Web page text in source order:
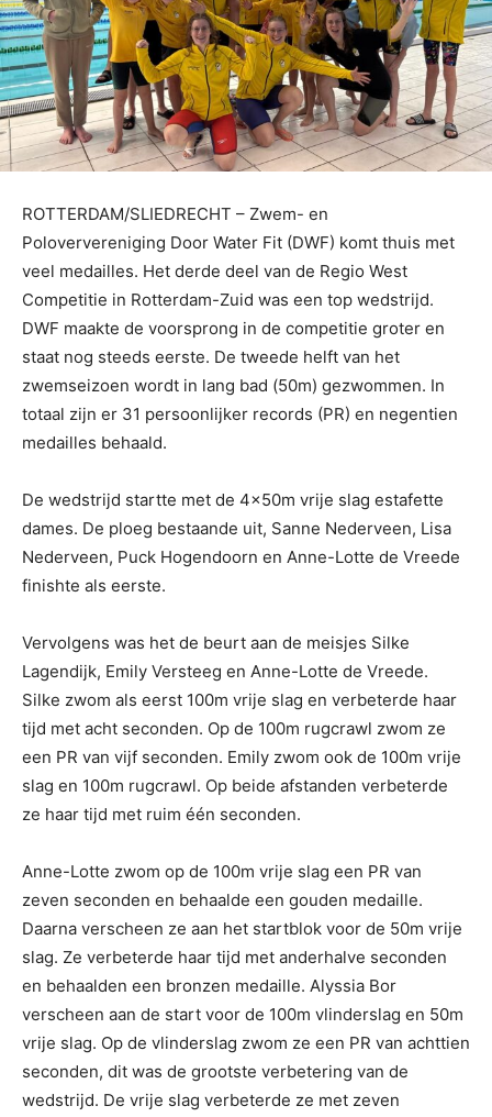
ROTTERDAM/SLIEDRECHT – Zwem- en
Poloververeniging Door Water Fit (DWF) komt thuis met
veel medailles. Het derde deel van de Regio West
Competitie in Rotterdam-Zuid was een top wedstrijd.
DWF maakte de voorsprong in de competitie groter en
staat nog steeds eerste. De tweede helft van het
zwemseizoen wordt in lang bad (50m) gezwommen. In
totaal zijn er 31 persoonlijker records (PR) en negentien
medailles behaald.
De wedstrijd startte met de 4x50m vrije slag estafette
dames. De ploeg bestaande uit, Sanne Nederveen, Lisa
Nederveen, Puck Hogendoorn en Anne-Lotte de Vreede
finishte als eerste.
Vervolgens was het de beurt aan de meisjes Silke
Lagendijk, Emily Versteeg en Anne-Lotte de Vreede.
Silke zwom als eerst 100m vrije slag en verbeterde haar
tijd met acht seconden. Op de 100m rugcrawl zwom ze
een PR van vijf seconden. Emily zwom ook de 100m vrije
slag en 100m rugcrawl. Op beide afstanden verbeterde
ze haar tijd met ruim één seconden.
Anne-Lotte zwom op de 100m vrije slag een PR van
zeven seconden en behaalde een gouden medaille.
Daarna verscheen ze aan het startblok voor de 50m vrije
slag. Ze verbeterde haar tijd met anderhalve seconden
en behaalden een bronzen medaille. Alyssia Bor
verscheen aan de start voor de 100m vlinderslag en 50m
vrije slag. Op de vlinderslag zwom ze een PR van achttien
seconden, dit was de grootste verbetering van de
wedstrijd. De vrije slag verbeterde ze met zeven